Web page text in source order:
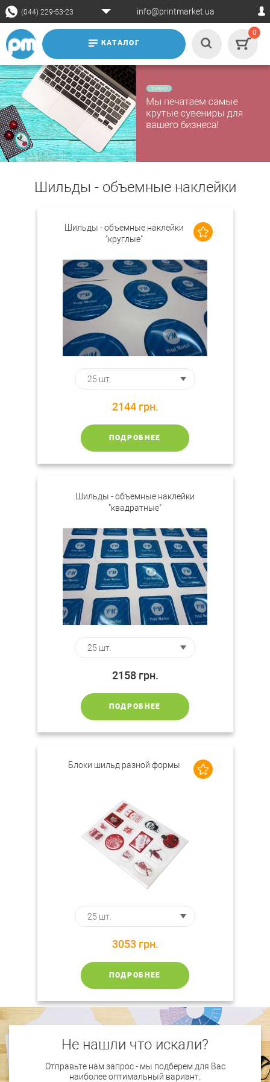
(044) 229-53-23 info@printmarket.ua
КАТАЛОГ
0
Шильды - объемные наклейки
Шильды - объемные наклейки
"круглые"
2144 грн.
ПОДРОБНЕЕ
Шильды - объемные наклейки
"квадратные"
2158 грн.
ПОДРОБНЕЕ
Блоки шильд разной формы
3053 грн.
ПОДРОБНЕЕ
Не нашли что искали?
Отправьте нам запрос - мы подберем для Вас
наиболее оптимальный вариант.